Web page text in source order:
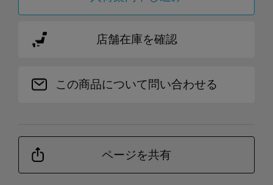
店舗在庫を確認
この商品について問い合わせる
ページを共有